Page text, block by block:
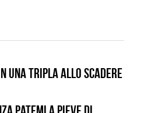
una tripla allo scadere